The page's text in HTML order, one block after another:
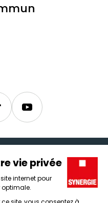
Youtube